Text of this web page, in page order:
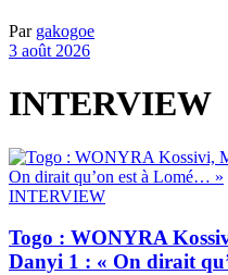
Par gakogoe
3 août 2026
INTERVIEW
INTERVIEW
Togo : WONYRA
Danyi 1 : « On dirait